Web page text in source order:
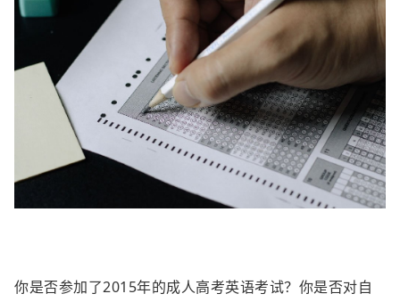
你是否参加了2015年的成人高考英语考试？你是否对自